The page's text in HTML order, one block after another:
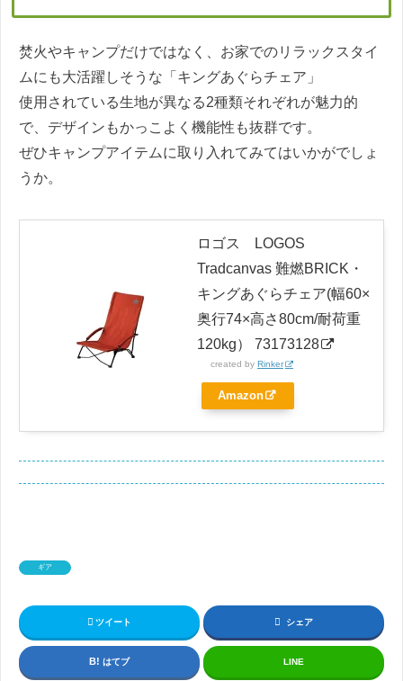
焚火やキャンプだけではなく、お家でのリラックスタイ
ムにも大活躍しそうな「キングあぐらチェア」
使用されている生地が異なる2種類それぞれが魅力的
で、デザインもかっこよく機能性も抜群です。
ぜひキャンプアイテムに取り入れてみてはいかがでしょ
うか。
ロゴス LOGOS
Tradcanvas 難燃BRICK・
キングあぐらチェア(幅60×
奥行74×高さ80cm/耐荷重
120kg） 73173128
created by Rinker
Amazon
ギア
ツイート シェア
はてブ LINE